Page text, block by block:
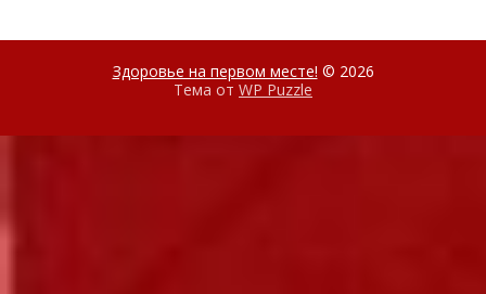
Здоровье на первом месте! © 2026
Тема от WP Puzzle